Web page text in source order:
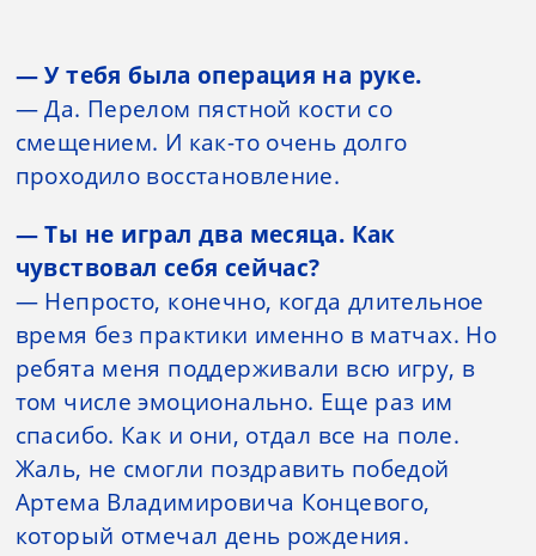
— У тебя была операция на руке.
— Да. Перелом пястной кости со
смещением. И как-то очень долго
проходило восстановление.
— Ты не играл два месяца. Как
чувствовал себя сейчас?
— Непросто, конечно, когда длительное
время без практики именно в матчах. Но
ребята меня поддерживали всю игру, в
том числе эмоционально. Еще раз им
спасибо. Как и они, отдал все на поле.
Жаль, не смогли поздравить победой
Артема Владимировича Концевого,
который отмечал день рождения.